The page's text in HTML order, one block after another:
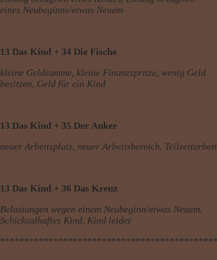
eines Neubeginns/etwas Neuem
13 Das Kind + 34 Die Fische
kleine Geldsumme, kleine Finanzspritze, wenig Geld
besitzen, Geld für ein Kind
13 Das Kind + 35 Der Anker
neuer Arbeitsplatz, neuer Arbeitsbereich, Teilzeitarbeit
13 Das Kind + 36 Das Kreuz
Belastungen wegen einem Neubeginn/etwas Neuem,
Schicksalhaftes Kind, Kind leidet